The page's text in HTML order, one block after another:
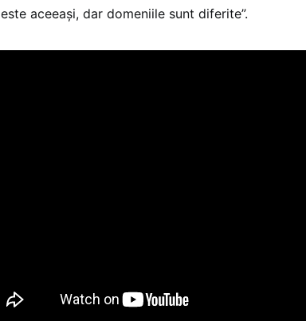
este aceeași, dar domeniile sunt diferite”.